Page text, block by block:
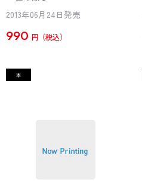
2013年06月24日発売
990 円